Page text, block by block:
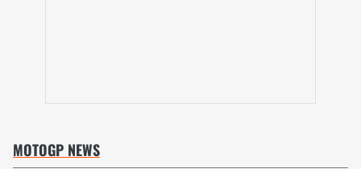
MOTOGP NEWS